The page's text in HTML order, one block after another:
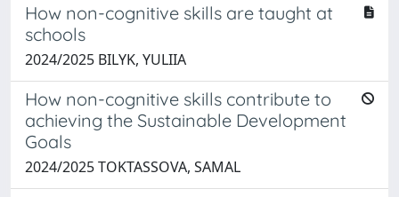
How non-cognitive skills are taught at
schools
2024/2025 BILYK, YULIIA
How non-cognitive skills contribute to
achieving the Sustainable Development
Goals
2024/2025 TOKTASSOVA, SAMAL